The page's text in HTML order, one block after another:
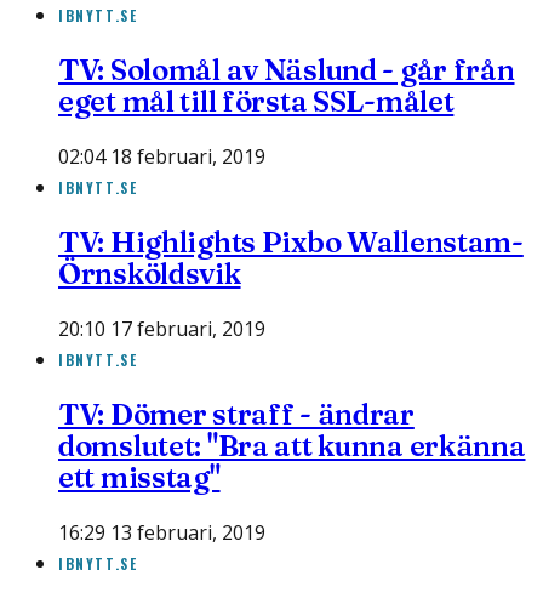
IBNYTT.SE
TV: Solomål av Näslund - går från
eget mål till första SSL-målet
02:04 18 februari, 2019
IBNYTT.SE
TV: Highlights Pixbo Wallenstam-
Örnsköldsvik
20:10 17 februari, 2019
IBNYTT.SE
TV: Dömer straff - ändrar
domslutet: "Bra att kunna erkänna
ett misstag"
16:29 13 februari, 2019
IBNYTT.SE